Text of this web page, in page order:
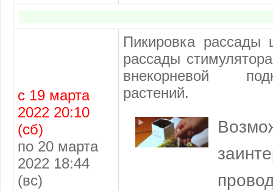
с 19 марта
2022 20:10
(сб)
по 20 марта
2022 18:44
(вс)
Пикировка рассады
рассады
внекорневой
растений.